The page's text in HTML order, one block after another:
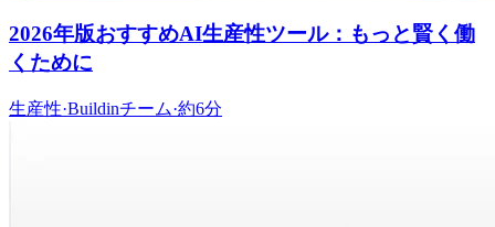
2026年版おすすめAI生産性ツール：もっと賢く働
くために
生産性·Buildinチーム·約6分